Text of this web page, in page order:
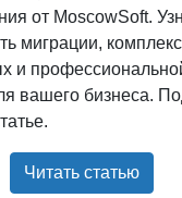
от MoscowSoft.
миграции,
и
вашего бизнеса.
Читать статью